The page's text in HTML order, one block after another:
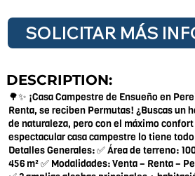
SOLICITAR MÁS
DESCRIPTION:
🌳✨ ¡Casa Campestre de Ensueño en
Renta, se reciben Permutas! ¿Buscas un
de naturaleza, pero con el máximo confort
espectacular casa campestre lo tiene
Detalles Generales: ✅ Área de terreno:
456 m² ✅ Modalidades: Venta – Renta –